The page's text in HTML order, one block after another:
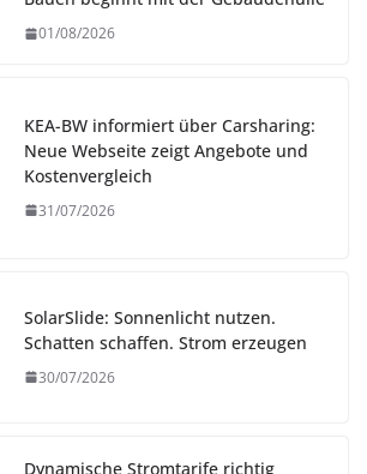
01/08/2026
KEA-BW informiert über Carsharing:
Neue Webseite zeigt Angebote und
Kostenvergleich
31/07/2026
SolarSlide: Sonnenlicht nutzen.
Schatten schaffen. Strom erzeugen
30/07/2026
Dynamische Stromtarife richtig